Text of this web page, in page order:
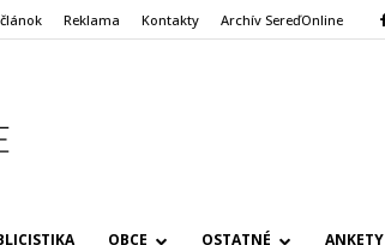
Reklama Kontakty Archív SereďOnline
OBCE OSTATNÉ ANKETY